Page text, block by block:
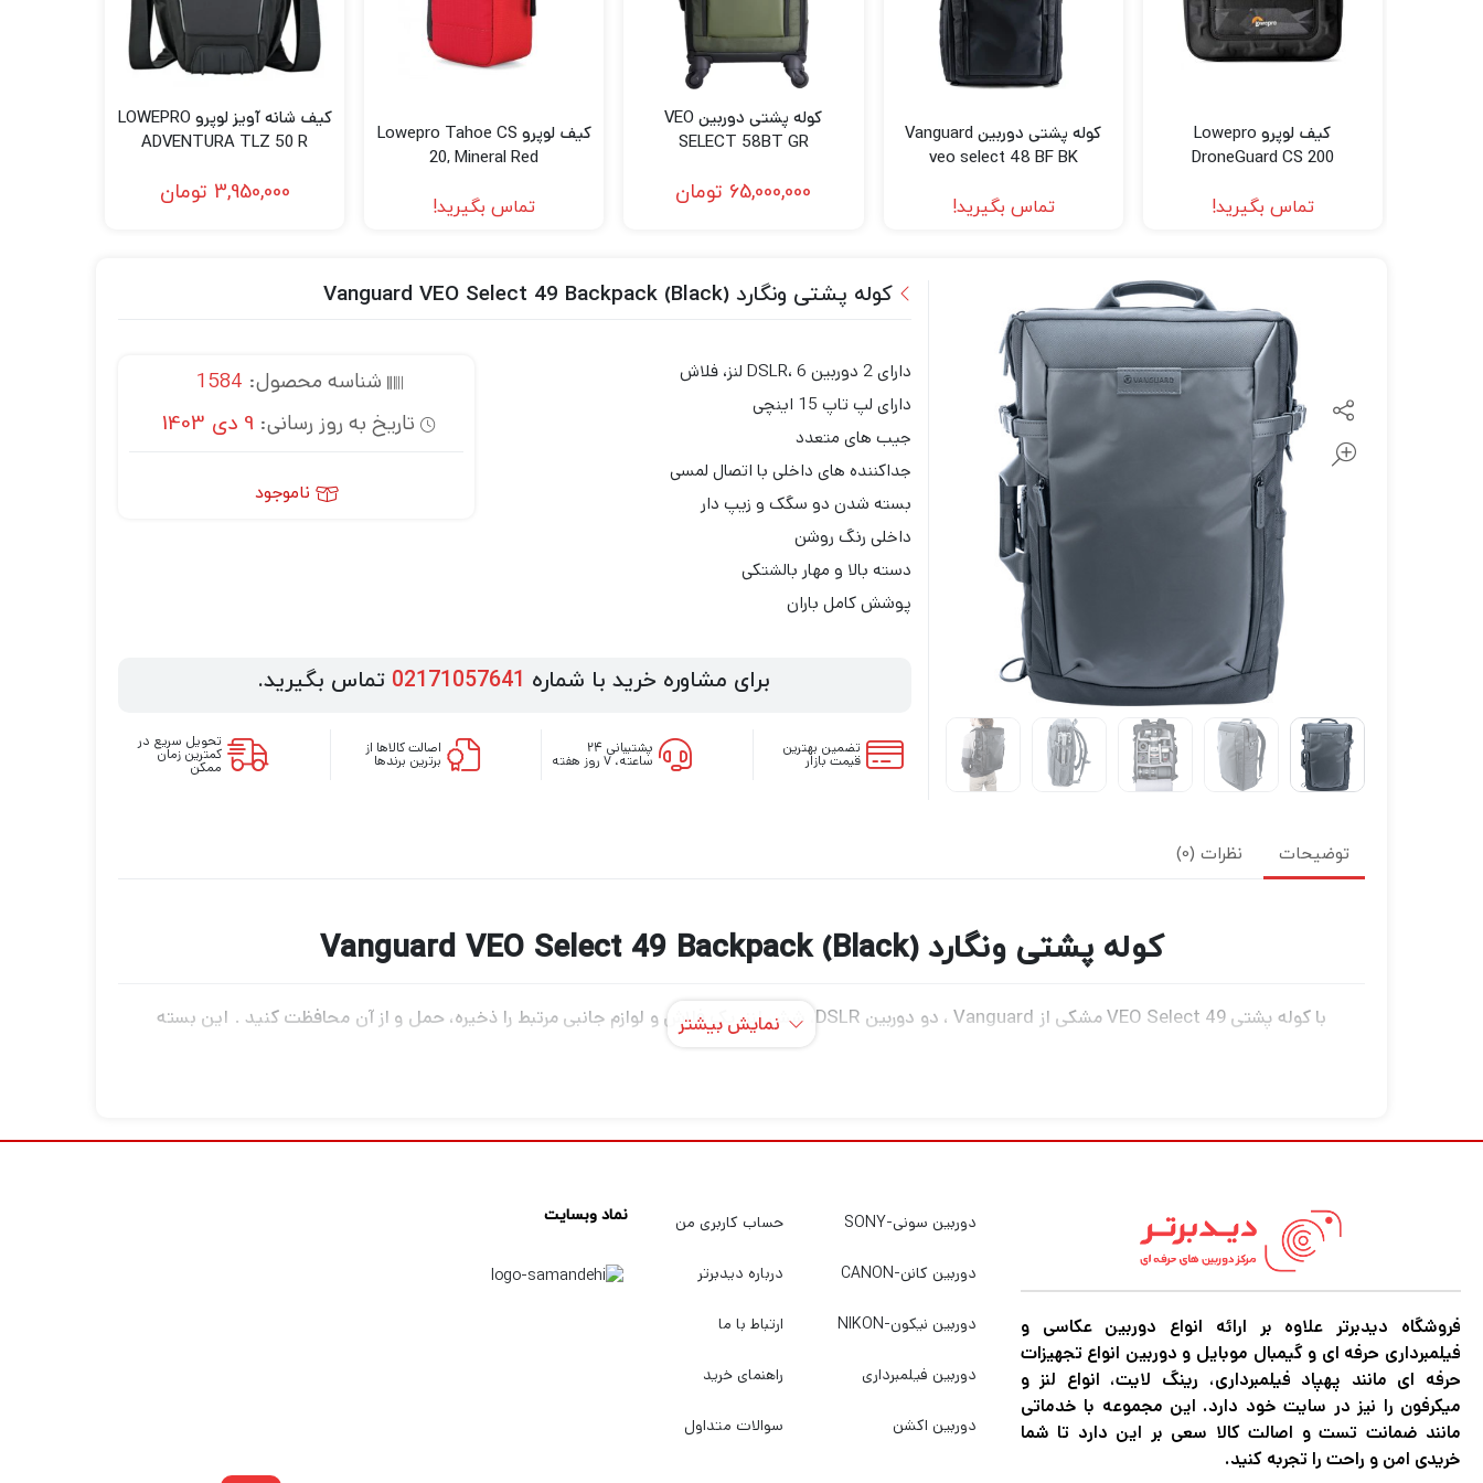
لنز سامیانگ-Samyang
لنز فوجی فیلم – FujiFilm
لنز موبایل
کیف لوپرو Lowepro
DroneGuard CS 200
تماس بگیرید!
کوله پشتی دوربین Vanguard
veo select 48 BF BK
تماس بگیرید!
کوله پشتی دوربین VEO
SELECT 58BT GR
65,000,000 تومان
کیف لوپرو Lowepro Tahoe CS
20, Mineral Red
تماس بگیرید!
کیف شانه آویز لوپرو LOWEPRO
ADVENTURA TLZ 50 R
3,950,000 تومان
کوله پشتی ونگارد Vanguard VEO Select 49 Backpack (Black)
دارای 2 دوربین DSLR، 6 لنز، فلاش
دارای لپ تاپ 15 اینچی
جیب های متعدد
جداکننده های داخلی با اتصال لمسی
بسته شدن دو سگک و زیپ دار
داخلی رنگ روشن
دسته بالا و مهار بالشتکی
پوشش کامل باران
شناسه محصول: 1584
تاریخ به روز رسانی: 9 دی 1403
ناموجود
برای مشاوره خرید با شماره 02171057641 تماس بگیرید.
تضمین بهترین
قیمت بازار
پشتیبانی ۲۴
ساعته، ۷ روز هفته
اصالت کالاها از
برترین برندها
تحویل سریع در
کمترین زمان
ممکن
توضیحات نظرات (0)
کوله پشتی ونگارد Vanguard VEO Select 49 Backpack (Black)
با کوله پشتی VEO Select 49 مشکی از Vanguard ، دو دوربین DSLR، شش لنز، یک فلاش و لوازم جانبی مرتبط را ذخیره، حمل و از آن محافظت کنید . این بسته
تقسیم‌کننده‌ها را می‌توان به راحتی برای قرار دادن تجهیزات شما مرتب کرد
دسترسی آسان به دوربین با لنز متصل به بالا
یک جیب مخفی در عقب کمک می کند تا اشیای قیمتی مانند کیف پول یا اسناد مسافرتی را در نزدیکی بدن شما قرار دهید
حلقه های تسمه جانبی یک سه پایه یا پایه روشنایی را نگه می دارند
جیب بزرگ کناری یک بطری آب را در خود جای می دهد
اگر در حرفه عکاسی و فیلمبرداری مشغول به فعالیت هستید قطعاً برای این که بتوانید عکس های حرفه ای و بی نظیر خلق کنید و بهترین نوع فیلمبرداری را تجربه
نمایش بیشتر
فروشگاه دیدبرتر علاوه بر ارائه انواع دوربین عکاسی و
فیلمبرداری حرفه ای و گیمبال موبایل و دوربین انواع تجهیزات
حرفه ای مانند پهپاد فیلمبرداری، رینگ لایت، انواع لنز و
میکرفون را نیز در سایت خود دارد. این مجموعه با خدماتی
مانند ضمانت تست و اصالت کالا سعی بر این دارد تا شما
خریدی امن و راحت را تجربه کنید.
دوربین سونی-SONY
دوربین کانن-CANON
دوربین نیکون-NIKON
دوربین فیلمبرداری
دوربین اکشن
حساب کاربری من
درباره دیدبرتر
ارتباط با ما
راهنمای خرید
سوالات متداول
نماد وبسایت